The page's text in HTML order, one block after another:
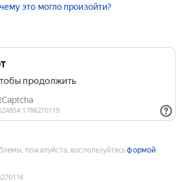
это могло произойти?
пожалуйста, воспользуйтесьформой